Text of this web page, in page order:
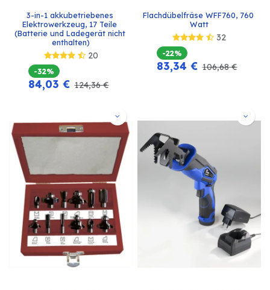
3-in-1 akkubetriebenes
Elektrowerkzeug, 17 Teile
(Batterie und Ladegerät nicht
enthalten)
20
-32%
84,03 € 124,36€
Flachdübelfräse WFF760, 760
Watt
32
-22%
83,34 € 106,68€